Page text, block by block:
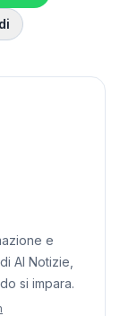
e
AI Notizie,
si impara.